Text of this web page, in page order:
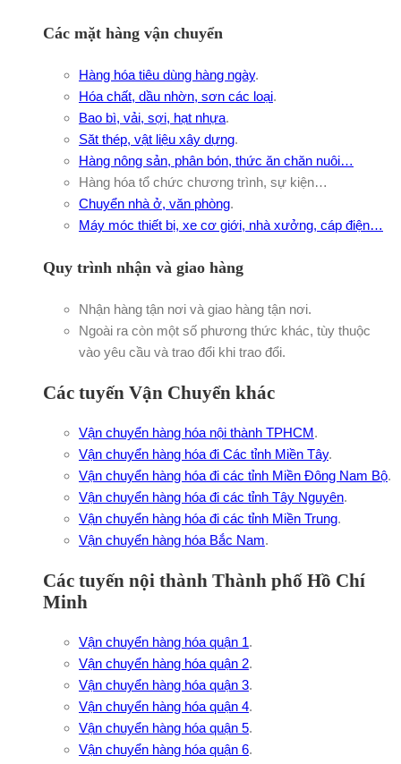
Các mặt hàng vận chuyển
Hàng hóa tiêu dùng hàng ngày.
Hóa chất, dầu nhờn, sơn các loại.
Bao bì, vải, sợi, hạt nhựa.
Săt thép, vật liệu xây dựng.
Hàng nông sản, phân bón, thức ăn chăn nuôi…
Hàng hóa tổ chức chương trình, sự kiện…
Chuyển nhà ở, văn phòng.
Máy móc thiết bị, xe cơ giới, nhà xưởng, cáp điện…
Quy trình nhận và giao hàng
Nhận hàng tận nơi và giao hàng tận nơi.
Ngoài ra còn một số phương thức khác, tùy thuộc
vào yêu cầu và trao đổi khi trao đổi.
Các tuyến Vận Chuyển khác
Vận chuyển hàng hóa nội thành TPHCM.
Vận chuyển hàng hóa đi Các tỉnh Miền Tây.
Vận chuyển hàng hóa đi các tỉnh Miền Đông Nam Bộ.
Vận chuyển hàng hóa đi các tỉnh Tây Nguyên.
Vận chuyển hàng hóa đi các tỉnh Miền Trung.
Vận chuyển hàng hóa Bắc Nam.
Các tuyến nội thành Thành phố Hồ Chí
Minh
Vận chuyển hàng hóa quận 1.
Vận chuyển hàng hóa quận 2.
Vận chuyển hàng hóa quận 3.
Vận chuyển hàng hóa quận 4.
Vận chuyển hàng hóa quận 5.
Vận chuyển hàng hóa quận 6.